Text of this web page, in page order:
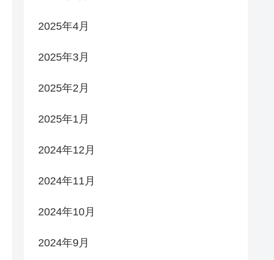
2025年4月
2025年3月
2025年2月
2025年1月
2024年12月
2024年11月
2024年10月
2024年9月